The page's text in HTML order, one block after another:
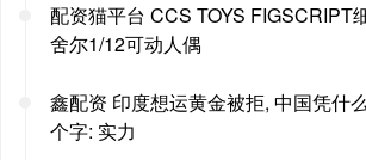
配资猫平台 CCS TOYS FIGSCRIPT
舍尔1/12可动人偶
鑫配资 印度想运黄金被拒, 中国凭什
个字: 实力